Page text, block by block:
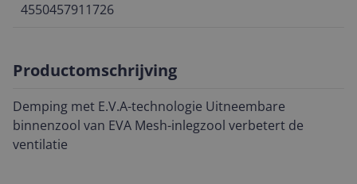
4550457911726
Productomschrijving
Demping met E.V.A-technologie Uitneembare
binnenzool van EVA Mesh-inlegzool verbetert de
ventilatie